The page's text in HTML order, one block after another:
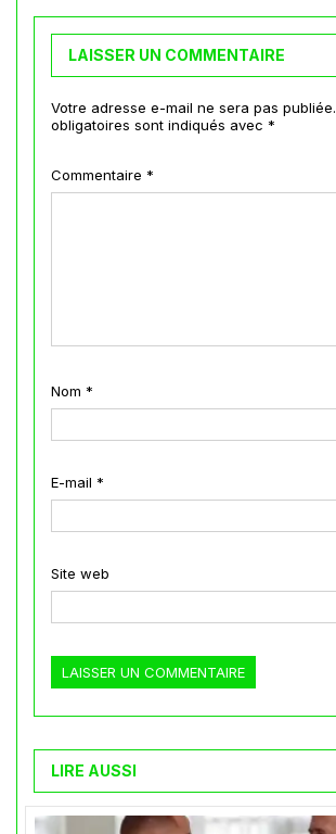
LAISSER UN COMMENTAIRE
Votre adresse e-mail ne sera pas publiée.
obligatoires sont indiqués avec *
Commentaire *
Nom *
E-mail *
Site web
LIRE AUSSI